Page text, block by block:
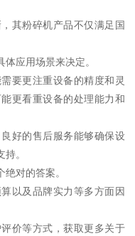
其粉碎机产品不仅满足国
应用场景来决定。
要更注重设备的精度和灵
更看重设备的处理能力和
好的售后服务能够确保设
。
对的答案。
以及品牌实力等多方面因
价等方式，获取更多关于